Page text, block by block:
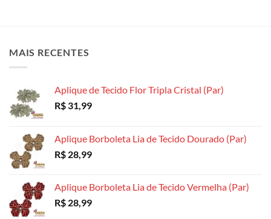
podem
na
página
na
MAIS RECENTES
Aplique de Tecido Flor Tripla Cristal (Par)
R$ 31,99
Aplique Borboleta Lia de Tecido Dourado (Par)
R$ 28,99
Aplique Borboleta Lia de Tecido Vermelha (Par)
R$ 28,99